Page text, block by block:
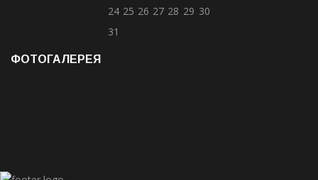
24 25 26 27 28 29 30
31
ФОТОГАЛЕРЕЯ